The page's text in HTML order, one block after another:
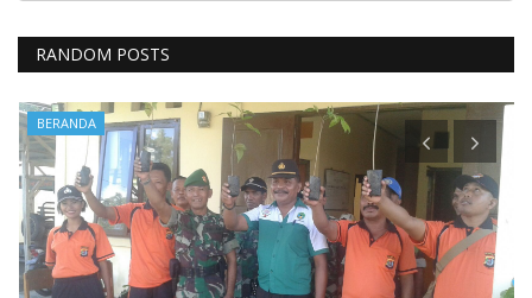
RANDOM POSTS
BERANDA